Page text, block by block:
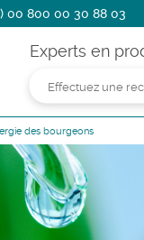
) 00 800 00 30 88 03
Experts en
des bourgeons